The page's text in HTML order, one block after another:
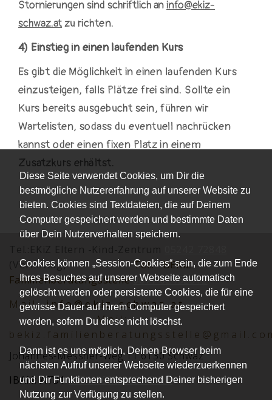
Diese Seite verwendet Cookies, um Dir die
bestmögliche Nutzererfahrung auf unserer Website zu
bieten. Cookies sind Textdateien, die auf Deinem
Computer gespeichert werden und bestimmte Daten
über Dein Nutzerverhalten speichern.
Cookies können „Session-Cookies“ sein, die zum Ende
Ihres Besuches auf unserer Webseite automatisch
gelöscht werden oder persistente Cookies, die für eine
gewisse Dauer auf ihrem Computer gespeichert
werden, sofern Du diese nicht löschst.
Dann ist es uns möglich, Deinen Browser beim
nächsten Aufruf unserer Webseite wiederzuerkennen
und Dir Funktionen entsprechend Deiner bisherigen
Nutzung zur Verfügung zu stellen.
Stornierungen sind schriftlich aninfo@ekiz-
schwaz.atzu richten.
4) Einstieg in einen laufenden Kurs
Es gibt die Möglichkeit in einen laufenden Kurs
einzusteigen, falls Plätze frei sind. Sollte ein
Kurs bereits ausgebucht sein, führen wir
Wartelisten, sodass du eventuell nachrücken
kannst oder einen fixen Platz in einem
Zusatzkurs erhältst.
(Vormittag)Tel.:BEKiZ
Familienberatungsstelle0677 62152012
Mail: info@ekiz-schwaz.at
Mail:
Johannes-Messner-Weg 11 6130 Schwaz
IBAN: AT312051 0008 0030 2416